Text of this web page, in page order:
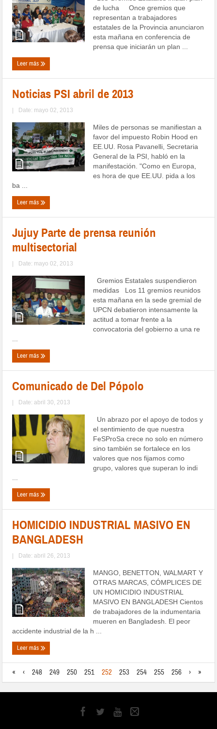
de lucha Once gremios que
representan a trabajadores
estatales de la Provincia anunciaron
esta mañana en conferencia de
prensa que iniciarán un plan ...
Leer más
Noticias PSI abril de 2013
| Date: mayo 02, 2013
Miles de personas se manifiestan a
favor del impuesto Robin Hood en
EE.UU. Rosa Pavanelli, Secretaria
General de la PSI, habló en la
manifestación. "Como en Europa,
es hora de que EE.UU. pida a los
ba ...
Leer más
Jujuy Parte de prensa reunión
multisectorial
| Date: mayo 02, 2013
Gremios Estatales suspendieron
medidas Los 11 gremios reunidos
esta mañana en la sede gremial de
UPCN debatieron intensamente la
actitud a tomar frente a la
convocatoria del gobierno a una re
Leer más
Comunicado de Del Pópolo
| Date: abril 30, 2013
Un abrazo por el apoyo de todos y
el sentimiento de que nuestra
FeSProSa crece no solo en número
sino también se fortalece en los
valores que nos fijamos como
grupo, valores que superan lo indi
Leer más
HOMICIDIO INDUSTRIAL MASIVO EN
BANGLADESH
| Date: abril 26, 2013
MANGO, BENETTON, WALMART Y
OTRAS MARCAS, CÓMPLICES DE
UN HOMICIDIO INDUSTRIAL
MASIVO EN BANGLADESH Cientos
de trabajadores de la indumentaria
mueren en Bangladesh. El peor
accidente industrial de la h ...
Leer más
« ‹ 248 249 250 251 252 253 254 255 256 › »